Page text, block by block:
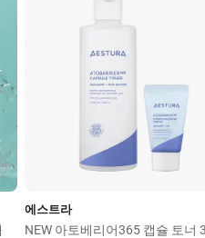
에스트라
NEW 아토베리어365 캡슐 토너